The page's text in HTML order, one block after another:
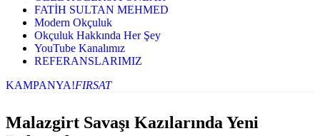
FATİH SULTAN MEHMED
Modern Okçuluk
Okçuluk Hakkında Her Şey
YouTube Kanalımız
REFERANSLARIMIZ
KAMPANYA!FIRSAT
Malazgirt Savaşı Kazılarında Yeni